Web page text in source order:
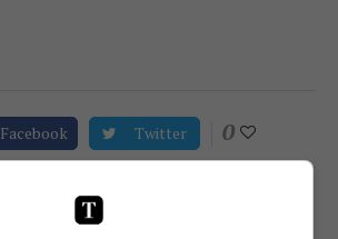
Facebook Twitter 0